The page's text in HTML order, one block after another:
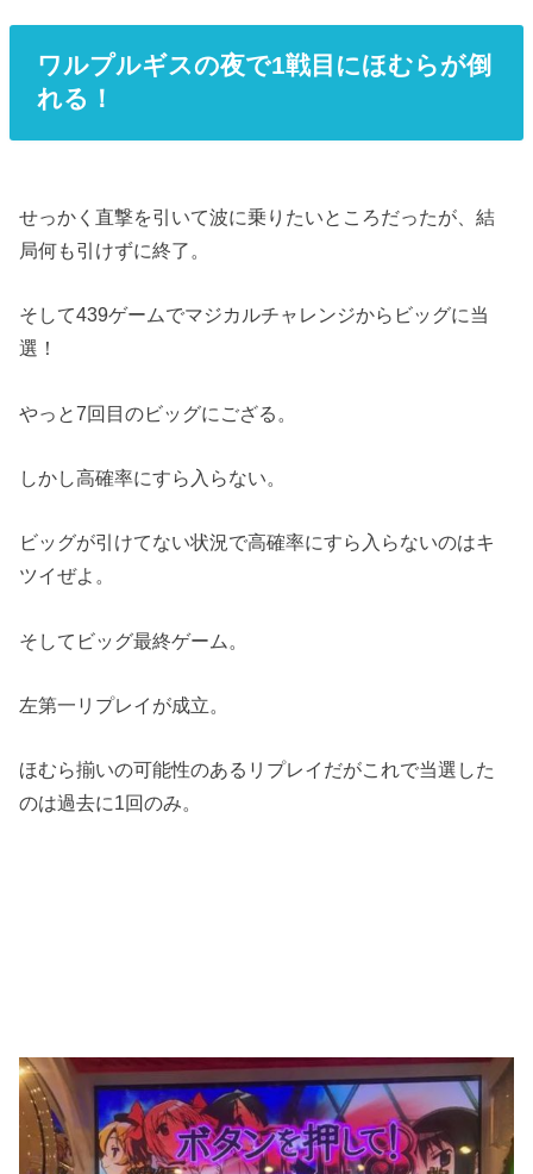
ワルプルギスの夜で1戦目にほむらが倒
れる！
せっかく直撃を引いて波に乗りたいところだったが、結
局何も引けずに終了。
そして439ゲームでマジカルチャレンジからビッグに当
選！
やっと7回目のビッグにござる。
しかし高確率にすら入らない。
ビッグが引けてない状況で高確率にすら入らないのはキ
ツイぜよ。
そしてビッグ最終ゲーム。
左第一リプレイが成立。
ほむら揃いの可能性のあるリプレイだがこれで当選した
のは過去に1回のみ。